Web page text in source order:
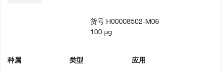
种属
类型
应用
货号 H00008502-M06
100 µg